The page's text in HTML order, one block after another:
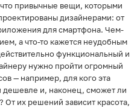
привычные вещи, которыми
дизайнерами: от
для смартфона. Чем-
а что-то кажется неудобным
функциональный и
нужно пройти огромный
— например, для кого эта
дешевле и, наконец, сможет ли
их решений зависит красота,